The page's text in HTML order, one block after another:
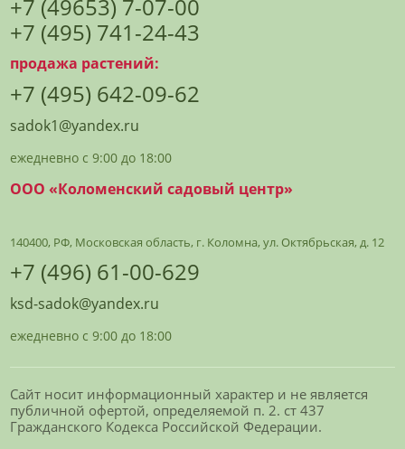
+7 (49653) 7-07-00
+7 (495) 741-24-43
продажа растений:
+7 (495) 642-09-62
sadok1@yandex.ru
ежедневно с 9:00 до 18:00
ООО «Коломенский садовый центр»
140400, РФ, Московская область, г. Коломна, ул. Октябрьская, д. 12
+7 (496) 61-00-629
ksd-sadok@yandex.ru
ежедневно с 9:00 до 18:00
Сайт носит информационный характер и не является
публичной офертой, определяемой п. 2. ст 437
Гражданского Кодекса Российской Федерации.